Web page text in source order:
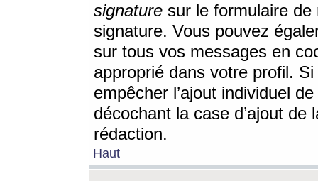
signature sur le formulaire de
signature. Vous pouvez
sur tous vos messages en
approprié dans votre profil.
empêcher l’ajout individuel
décochant la case d’ajout
rédaction.
Haut